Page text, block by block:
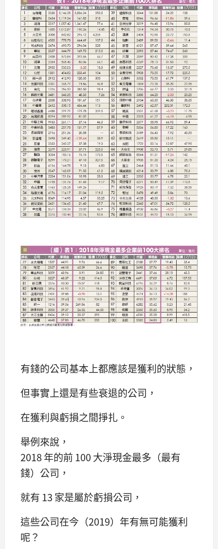
有錢的公司基本上都應該是獲利的狀態，
但事實上還是有些衰退的公司，
在獲利與虧損之間掙扎。
舉例來說，
2018 年的前 100 大淨現金最多（最有
錢）公司，
就有 13 家是屬於虧損公司，
這些公司在今（2019）年有無可能獲利
呢？